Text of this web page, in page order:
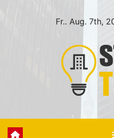
Fr.. Aug. 7th,